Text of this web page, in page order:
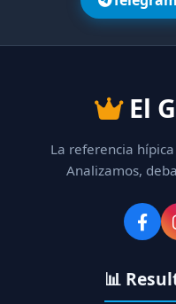
El
La referencia
Analizamos,
📊